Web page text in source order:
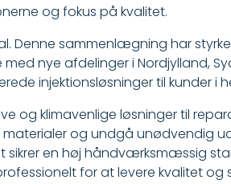
og fokus på kvalitet.
Denne sammenlægning har
nye afdelinger i Nordjylland,
injektionsløsninger til kunder i
og klimavenlige løsninger til
og undgå unødvendig
sikrer en høj håndværksmæssig
for at levere kvalitet og